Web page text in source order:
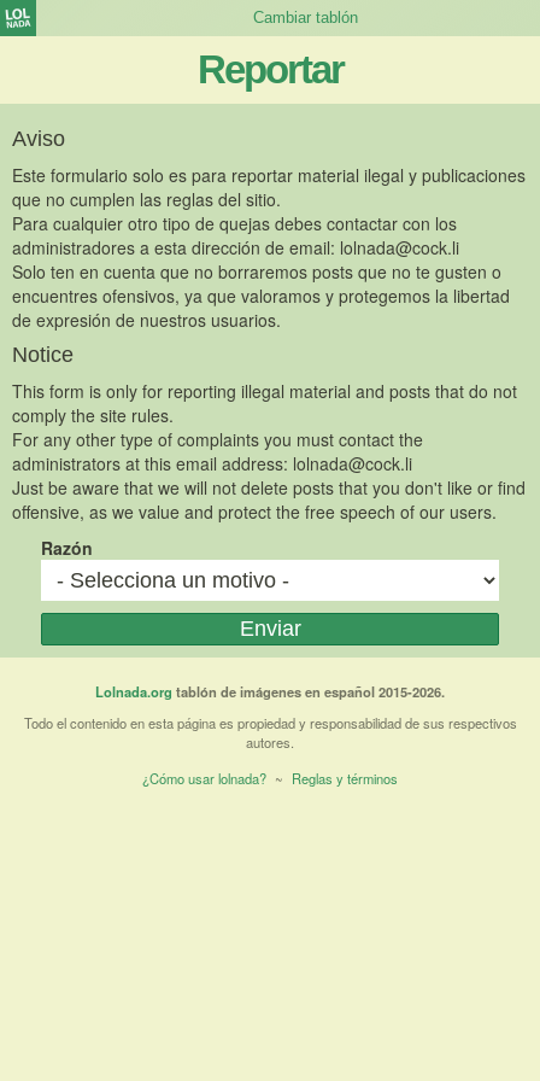
Reportar
Aviso
Este formulario solo es para reportar material ilegal y publicaciones
que no cumplen las reglas del sitio.
Para cualquier otro tipo de quejas debes contactar con los
administradores a esta dirección de email: lolnada@cock.li
Solo ten en cuenta que no borraremos posts que no te gusten o
encuentres ofensivos, ya que valoramos y protegemos la libertad
de expresión de nuestros usuarios.
Notice
This form is only for reporting illegal material and posts that do not
comply the site rules.
For any other type of complaints you must contact the
administrators at this email address: lolnada@cock.li
Just be aware that we will not delete posts that you don't like or find
offensive, as we value and protect the free speech of our users.
Razón
Lolnada.org tablón de imágenes en español 2015-2026.
Todo el contenido en esta página es propiedad y responsabilidad de sus respectivos
autores.
¿Cómo usar lolnada? ~ Reglas y términos